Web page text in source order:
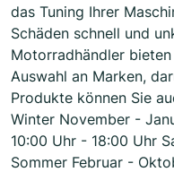
das Tuning Ihrer
Schäden schnell und
Motorradhändler
Auswahl an Marken,
Produkte können Sie
Winter November -
10:00 Uhr - 18:00 Uhr
Sommer Februar -